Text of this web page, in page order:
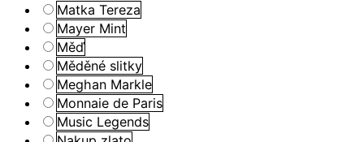
Matka Tereza
Mayer Mint
Měď
Měděné slitky
Meghan Markle
Monnaie de Paris
Music Legends